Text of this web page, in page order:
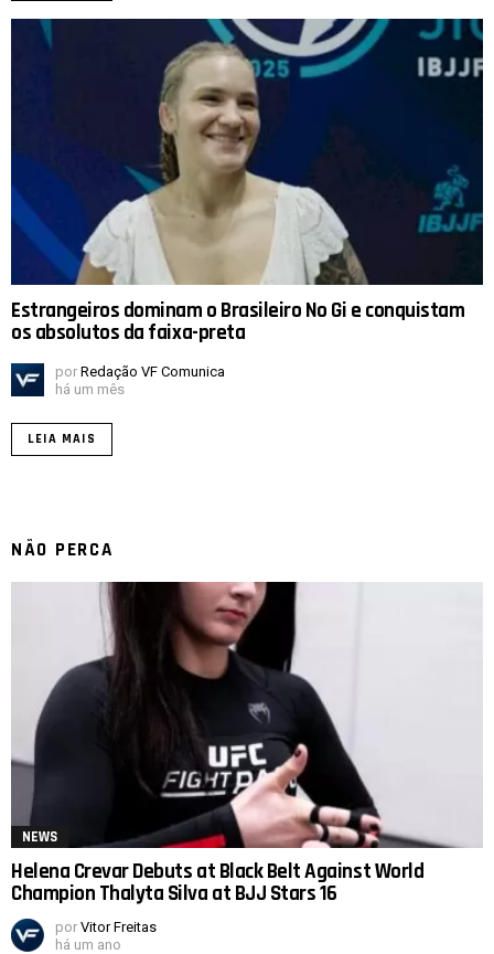
Estrangeiros dominam o Brasileiro No Gi e conquistam
os absolutos da faixa-preta
por Redação VF Comunica
há um mês
LEIA MAIS
NÃO PERCA
NEWS
Helena Crevar Debuts at Black Belt Against World
Champion Thalyta Silva at BJJ Stars 16
por Vitor Freitas
há um ano